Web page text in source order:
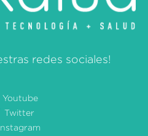
redes sociales!
Youtube
Twitter